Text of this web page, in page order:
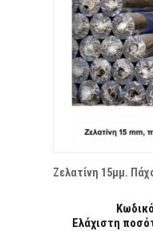
Ζελατίνη 15μμ.
Ελάχιστη